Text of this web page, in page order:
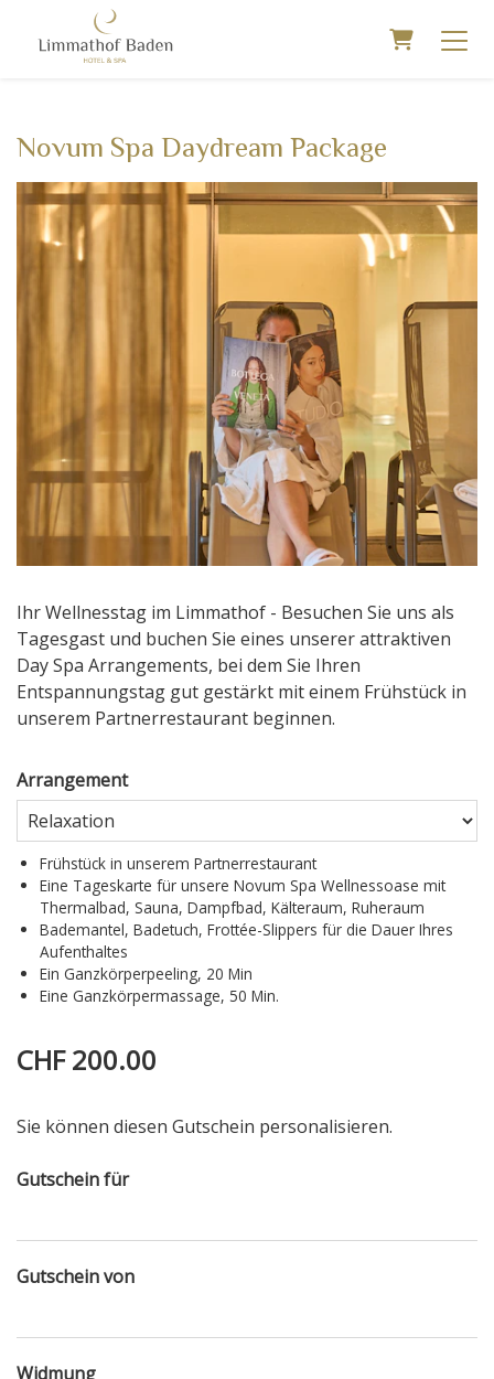
Warenkorb
Novum Spa Daydream Package
Ihr Wellnesstag im Limmathof - Besuchen Sie uns als
Tagesgast und buchen Sie eines unserer attraktiven
Day Spa Arrangements, bei dem Sie Ihren
Entspannungstag gut gestärkt mit einem Frühstück in
unserem Partnerrestaurant beginnen.
Arrangement
Frühstück in unserem Partnerrestaurant
Eine Tageskarte für unsere Novum Spa Wellnessoase mit
Thermalbad, Sauna, Dampfbad, Kälteraum, Ruheraum
Bademantel, Badetuch, Frottée-Slippers für die Dauer Ihres
Aufenthaltes
Ein Ganzkörperpeeling, 20 Min
Eine Ganzkörpermassage, 50 Min.
CHF 200.00
Sie können diesen Gutschein personalisieren.
Gutschein für
Gutschein von
Widmung